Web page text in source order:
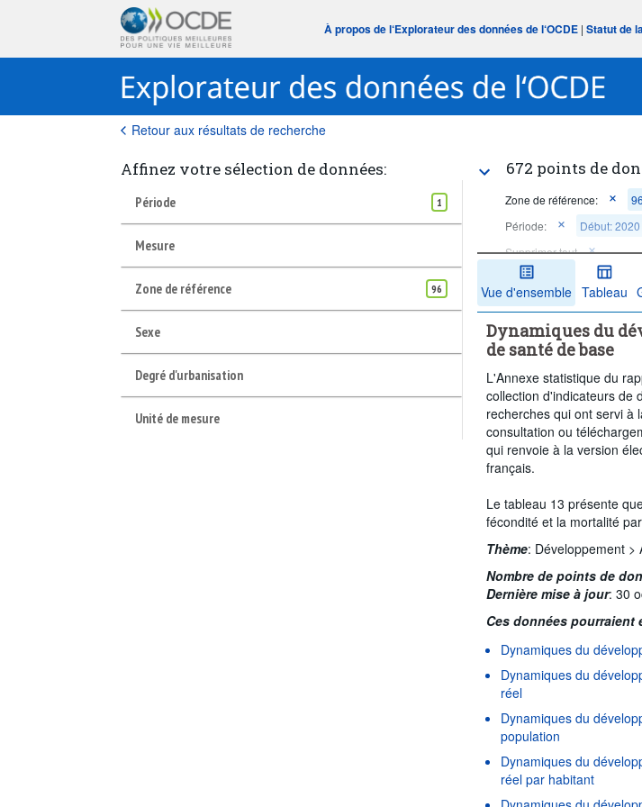
À propos de l‘Explorateur des données de l‘OCDE |Statut de
Retour aux résultats de recherche
Affinez votre sélection de données:
Période 1
Mesure
Zone de référence 96
Sexe
Degré d'urbanisation
Unité de mesure
672 points de
Zone de référence:
Période:
Début: 2020
Supprimer tout
Vue d'ensemble Tableau
Dynamiques du
de santé de base
L'Annexe statistique du
collection d'indicateurs de
recherches qui ont servi à
consultation ou
qui renvoie à la version
français.
Le tableau 13 présente
fécondité et la mortalité
Thème: Développement >
Nombre de points de
Dernière mise à jour:30
Ces données pourraient
Dynamiques du
Dynamiques du
réel
Dynamiques du
population
Dynamiques du
réel par habitant